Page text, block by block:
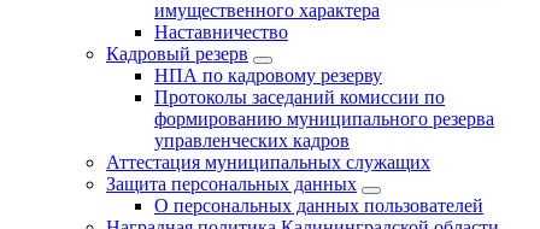
имущественного характера
Наставничество
Кадровый резерв
НПА по кадровому резерву
Протоколы заседаний комиссии по
формированию муниципального резерва
управленческих кадров
Аттестация муниципальных служащих
Защита персональных данных
О персональных данных пользователей